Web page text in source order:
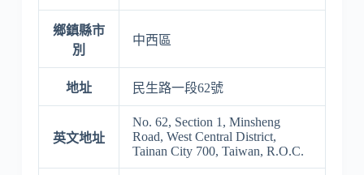
鄉鎮縣市
別
中西區
地址 民生路一段62號
英文地址
No. 62, Section 1, Minsheng
Road, West Central District,
Tainan City 700, Taiwan, R.O.C.